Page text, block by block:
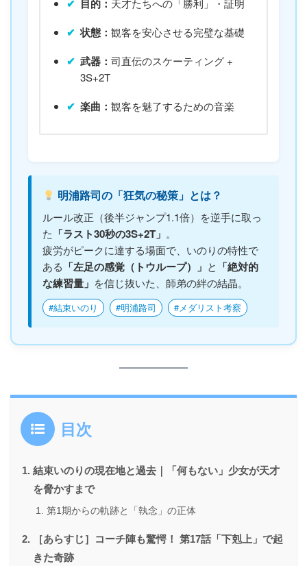
目的： 天才たちへの「勝利」・証明
状態： 観客を安心させる完璧な基礎
武器： 司直伝のスケーティング +
3S+2T
楽曲： 観客を魅了するための音楽
明浦路司の「狂気の秘策」とは？
ルール改正（後半ジャンプ1.1倍）を逆手に取っ
た 「ラスト30秒の3S+2T」 。
疲労がピークに達する場面で、いのりの特性で
ある 「左足の感覚（トウループ）」 と 「絶対的
な練習量」 を信じ抜いた、師弟の絆の結晶。
#結束いのり #明浦路司 #メダリスト考察
目次
結束いのりの現在地と過去｜「何もない」少女が天才
を脅かすまで
第1期からの軌跡と「執念」の正体
［あらすじ］コーチ陣も驚愕！ 第17話「下剋上」で起
きた奇跡